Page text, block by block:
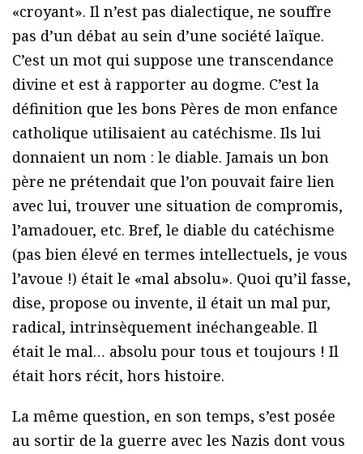
«croyant». Il n’est pas dialectique, ne souffre
pas d’un débat au sein d’une société laïque.
C’est un mot qui suppose une transcendance
divine et est à rapporter au dogme. C’est la
définition que les bons Pères de mon enfance
catholique utilisaient au catéchisme. Ils lui
donnaient un nom : le diable. Jamais un bon
père ne prétendait que l’on pouvait faire lien
avec lui, trouver une situation de compromis,
l’amadouer, etc. Bref, le diable du catéchisme
(pas bien élevé en termes intellectuels, je vous
l’avoue !) était le «mal absolu». Quoi qu’il fasse,
dise, propose ou invente, il était un mal pur,
radical, intrinsèquement inéchangeable. Il
était le mal… absolu pour tous et toujours ! Il
était hors récit, hors histoire.
La même question, en son temps, s’est posée
au sortir de la guerre avec les Nazis dont vous